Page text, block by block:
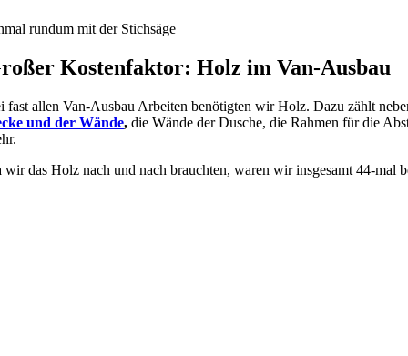
rundum mit der Stichsäge
Kostenfaktor: Holz im Van-Ausbau
fast allen Van-Ausbau Arbeiten benötigten wir Holz. Dazu zählt
und der Wände, die Wände der Dusche, die Rahmen für die
wir das Holz nach und nach brauchten, waren wir insgesamt 44-mal